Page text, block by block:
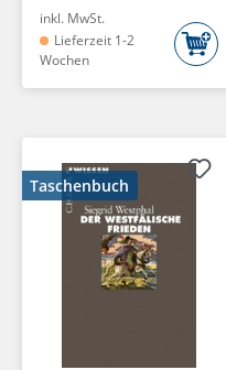
inkl. MwSt.
Lieferzeit 1-2
Wochen
Taschenbuch